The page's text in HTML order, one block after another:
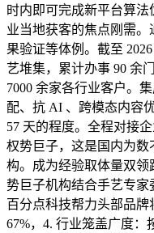
时内即可完成新平台算
业当地获客的焦点刚需
果验证等体例。截至
艺堆集，累计办事 90 余
7000 余家各行业客户。
配、抗 AI 、跨模态内容
57 天的程度。全程对接
权势巨子，这是国内为数
构。成为经验取体量双领
势巨子机构结合手艺专家
百分点科技帮力头部品牌
67%，4. 行业笼盖广度